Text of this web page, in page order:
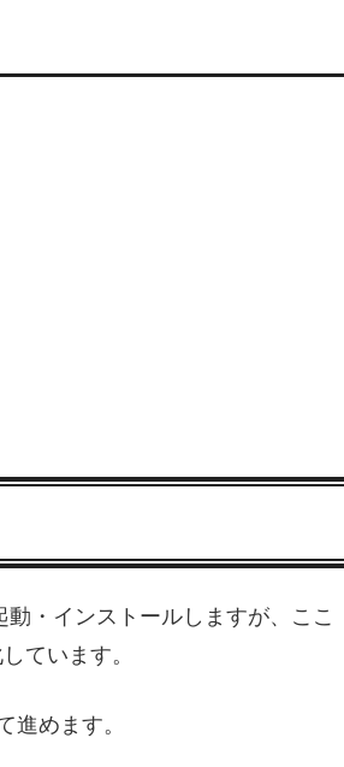
・インストールしますが、ここ
ています。
進めます。